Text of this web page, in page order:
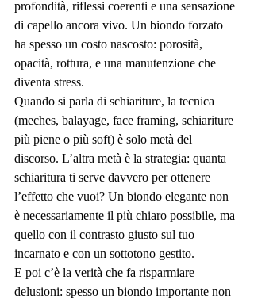
profondità, riflessi coerenti e una sensazione
di capello ancora vivo. Un biondo forzato
ha spesso un costo nascosto: porosità,
opacità, rottura, e una manutenzione che
diventa stress.
Quando si parla di schiariture, la tecnica
(meches, balayage, face framing, schiariture
più piene o più soft) è solo metà del
discorso. L’altra metà è la strategia: quanta
schiaritura ti serve davvero per ottenere
l’effetto che vuoi? Un biondo elegante non
è necessariamente il più chiaro possibile, ma
quello con il contrasto giusto sul tuo
incarnato e con un sottotono gestito.
E poi c’è la verità che fa risparmiare
delusioni: spesso un biondo importante non